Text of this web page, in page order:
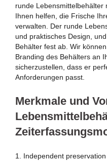
runde Lebensmittelbehälter
Ihnen helfen, die Frische
verwalten. Der runde
und praktisches Design,
Behälter fest ab. Wir
Branding des Behälters an
sicherzustellen, dass er
Anforderungen passt.
Merkmale und
1. Independent